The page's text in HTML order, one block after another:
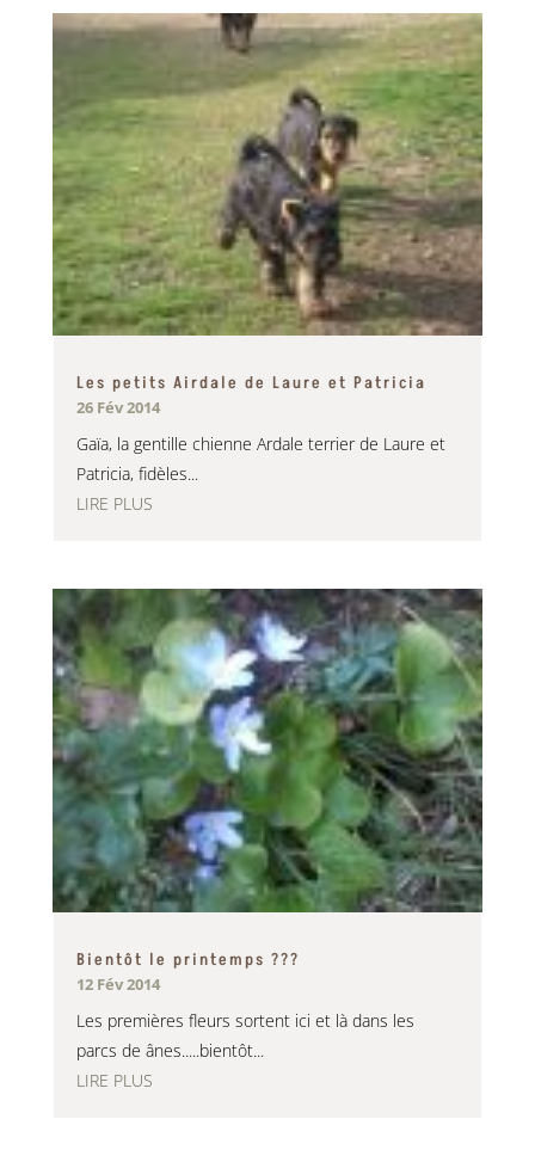
Les petits Airdale de Laure et Patricia
26 Fév 2014
Gaïa, la gentille chienne Ardale terrier de Laure et
Patricia, fidèles...
LIRE PLUS
Bientôt le printemps ???
12 Fév 2014
Les premières fleurs sortent ici et là dans les
parcs de ânes.....bientôt...
LIRE PLUS